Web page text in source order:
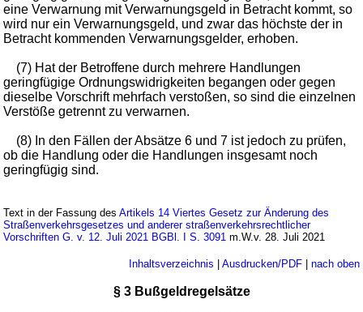
eine Verwarnung mit Verwarnungsgeld in Betracht kommt, so
wird nur ein Verwarnungsgeld, und zwar das höchste der in
Betracht kommenden Verwarnungsgelder, erhoben.
(7) Hat der Betroffene durch mehrere Handlungen
geringfügige Ordnungswidrigkeiten begangen oder gegen
dieselbe Vorschrift mehrfach verstoßen, so sind die einzelnen
Verstöße getrennt zu verwarnen.
(8) In den Fällen der Absätze 6 und 7 ist jedoch zu prüfen,
ob die Handlung oder die Handlungen insgesamt noch
geringfügig sind.
Text in der Fassung desArtikels 14 Viertes Gesetz zur Änderung des
Straßenverkehrsgesetzes und anderer straßenverkehrsrechtlicher
Vorschriften G. v. 12. Juli 2021 BGBl. I S. 3091 m.W.v. 28. Juli 2021
Inhaltsverzeichnis | Ausdrucken/PDF| nach oben
§ 3 Bußgeldregelsätze